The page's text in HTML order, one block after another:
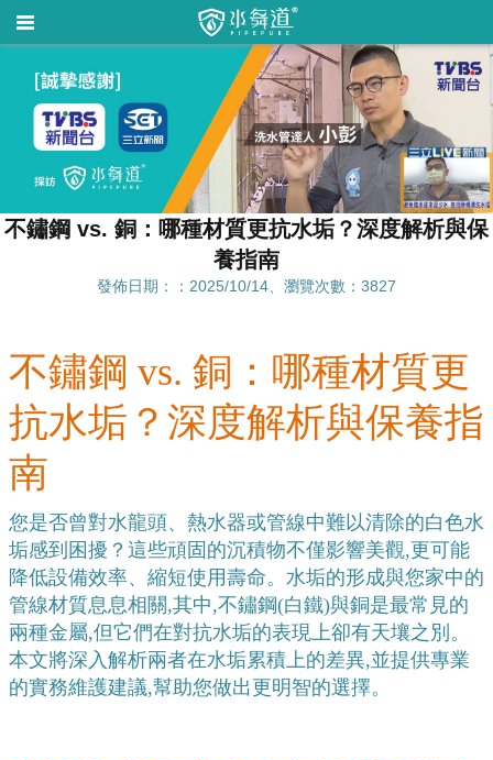
不鏽鋼 vs. 銅：哪種材質更抗水垢？深度解析與保
養指南
發佈日期：：2025/10/14、瀏覽次數：3827
不鏽鋼 vs. 銅：哪種材質更
抗水垢？深度解析與保養指
南
您是否曾對水龍頭、熱水器或管線中難以清除的白色水
垢感到困擾？這些頑固的沉積物不僅影響美觀,更可能
降低設備效率、縮短使用壽命。水垢的形成與您家中的
管線材質息息相關,其中,不鏽鋼(白鐵)與銅是最常見的
兩種金屬,但它們在對抗水垢的表現上卻有天壤之別。
本文將深入解析兩者在水垢累積上的差異,並提供專業
的實務維護建議,幫助您做出更明智的選擇。